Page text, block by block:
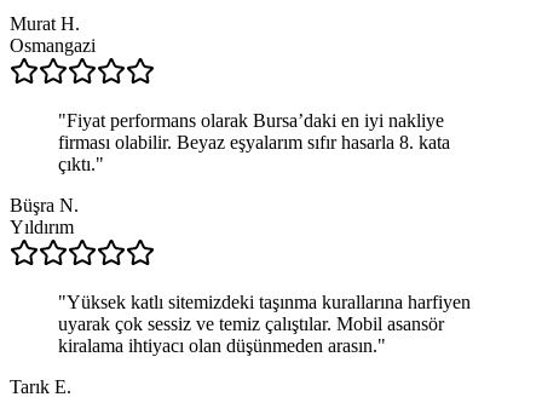
Murat H.
Osmangazi
"Fiyat performans olarak Bursa’daki en iyi nakliye
firması olabilir. Beyaz eşyalarım sıfır hasarla 8. kata
çıktı."
Büşra N.
Yıldırım
"Yüksek katlı sitemizdeki taşınma kurallarına harfiyen
uyarak çok sessiz ve temiz çalıştılar. Mobil asansör
kiralama ihtiyacı olan düşünmeden arasın."
Tarık E.